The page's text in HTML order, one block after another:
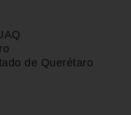
de Querétaro